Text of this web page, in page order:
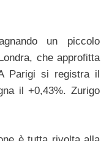
un piccolo
che approfitta
Parigi si registra il
il +0,43%. Zurigo